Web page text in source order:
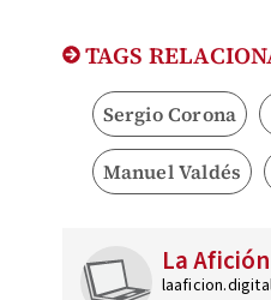
TAGS
Sergio Corona
Manuel Valdés
La Afición